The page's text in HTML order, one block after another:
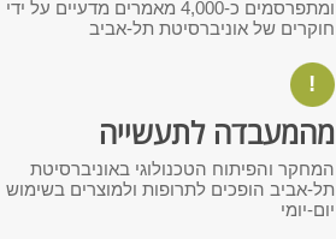
ומתפרסמים כ-4,000 מאמרים מדעיים על ידי
חוקרים של אוניברסיטת תל-אביב
!
מהמעבדה לתעשייה
המחקר והפיתוח הטכנולוגי באוניברסיטת
תל-אביב הופכים לתרופות ולמוצרים בשימוש
יום-יומי